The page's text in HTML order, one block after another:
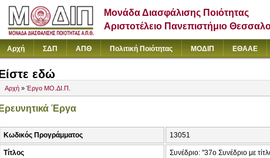
Μονάδα Διασφάλισης Ποιότητας
Αριστοτέλειο Πανεπιστήμιο
Αρχή ΣΔΠ ΑΠΘ Πολιτική Ποιότητας ΜΟΔΙΠ ΕΘΑΑΕ
εδώ
Αρχή » Έργο ΜΟ.ΔΙ.Π.
Έργα
Κωδικός Προγράμματος 13051
Τίτλος Συνέδριο: "37ο Συνέδριο με